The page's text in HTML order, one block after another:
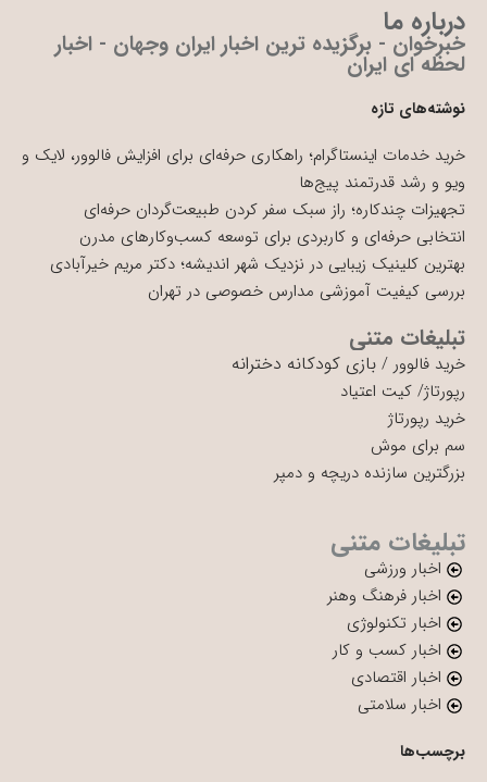
درباره ما
خبرخوان - برگزیده ترین اخبار ایران وجهان - اخبار
لحظه ای ایران
نوشته‌های تازه
خرید خدمات اینستاگرام؛ راهکاری حرفه‌ای برای افزایش فالوور، لایک و
ویو و رشد قدرتمند پیج‌ها
تجهیزات چندکاره؛ راز سبک سفر کردن طبیعت‌گردان حرفه‌ای
انتخابی حرفه‌ای و کاربردی برای توسعه کسب‌وکارهای مدرن
بهترین کلینیک زیبایی در نزدیک شهر اندیشه؛ دکتر مریم خیرآبادی
بررسی کیفیت آموزشی مدارس خصوصی در تهران
تبلیغات متنی
خرید فالوور / بازی کودکانه دخترانه
رپورتاژ/ کیت اعتیاد
خرید رپورتاژ
سم برای موش
بزرگترین سازنده دریچه و دمپر
تبلیغات متنی
اخبار ورزشی
اخبار فرهنگ وهنر
اخبار تکنولوژی
اخبار کسب و کار
اخبار اقتصادی
اخبار سلامتی
برچسب‌ها